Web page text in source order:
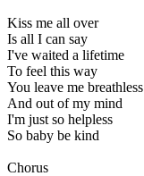
Kiss me all over
Is all I can say
I've waited a lifetime
To feel this way
You leave me breathless
And out of my mind
I'm just so helpless
So baby be kind
Chorus